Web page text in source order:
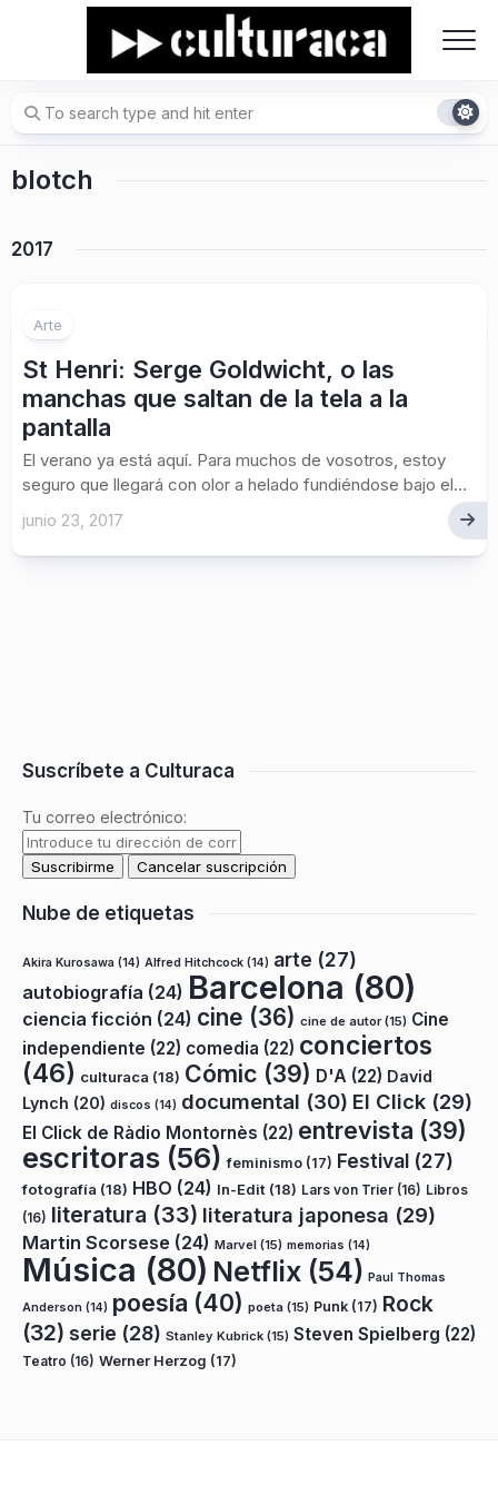
blotch
2017
Arte
St Henri: Serge Goldwicht, o las
manchas que saltan de la tela a la
pantalla
El verano ya está aquí. Para muchos de vosotros, estoy
seguro que llegará con olor a helado fundiéndose bajo el...
junio 23, 2017
Suscríbete a Culturaca
Tu correo electrónico:
Nube de etiquetas
Akira Kurosawa (14) Alfred Hitchcock (14) arte (27)
autobiografía (24) Barcelona (80)
ciencia ficción (24) cine (36) cine de autor(15) Cine
independiente (22) comedia (22) conciertos
(46) culturaca (18) Cómic (39) D'A (22) David
Lynch (20) discos (14) documental (30) El Click (29)
El Click de Ràdio Montornès (22) entrevista (39)
escritoras (56) feminismo (17) Festival (27)
fotografía (18) HBO (24) In-Edit (18) Lars von Trier (16) Libros
(16) literatura (33) literatura japonesa (29)
Martin Scorsese (24) Marvel (15) memorias (14)
Música (80) Netflix (54) Paul Thomas
Anderson (14) poesía (40) poeta (15) Punk (17) Rock
(32) serie (28) Stanley Kubrick (15) Steven Spielberg (22)
Teatro (16) Werner Herzog (17)